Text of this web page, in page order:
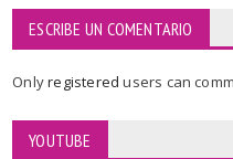
ESCRIBE UN COMENTARIO
Onlyregisteredusers can
YOUTUBE